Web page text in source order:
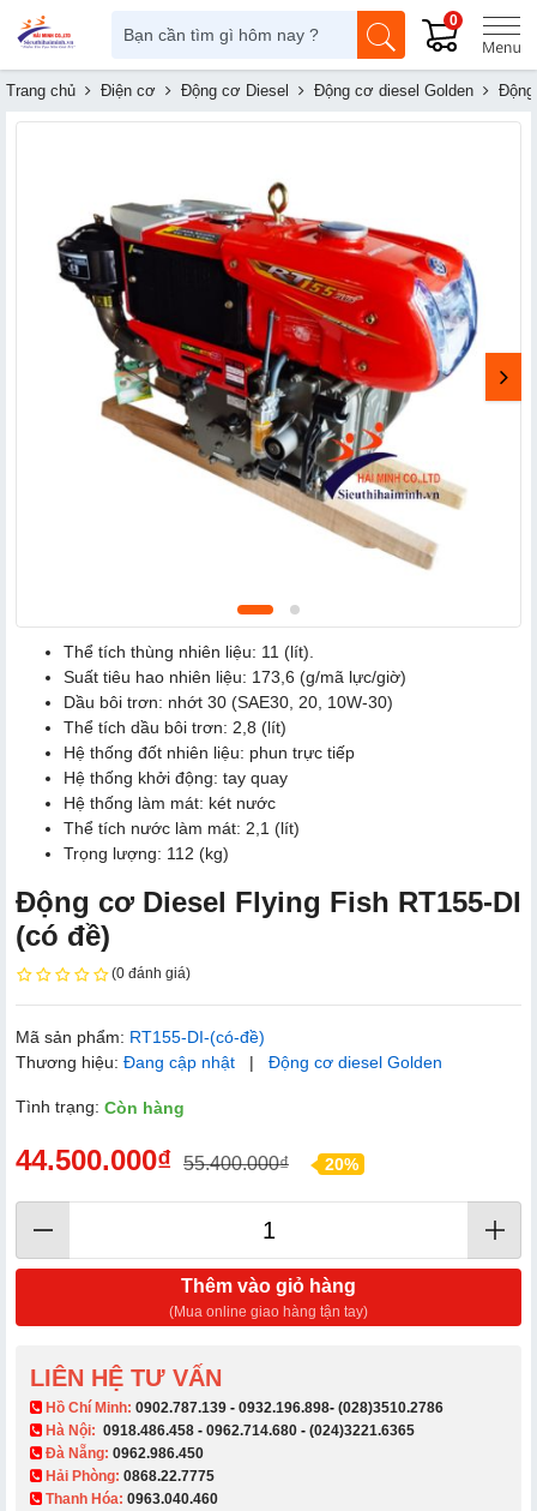
0
Trang chủ Điện cơ Động cơ Diesel Động cơ diesel Golden
Thể tích thùng nhiên liệu: 11 (lít).
Suất tiêu hao nhiên liệu: 173,6 (g/mã lực/giờ)
Dầu bôi trơn: nhớt 30 (SAE30, 20, 10W-30)
Thể tích dầu bôi trơn: 2,8 (lít)
Hệ thống đốt nhiên liệu: phun trực tiếp
Hệ thống khởi động: tay quay
Hệ thống làm mát: két nước
Thể tích nước làm mát: 2,1 (lít)
Trọng lượng: 112 (kg)
Động cơ Diesel Flying Fish RT155-DI
(có đề)
(0 đánh giá)
Mã sản phẩm: RT155-DI-(có-đề)
Thương hiệu: Đang cập nhật | Động cơ diesel Golden
Tình trạng: Còn hàng
44.500.000₫ 55.400.000₫ 20%
Thêm vào giỏ hàng
(Mua online giao hàng tận tay)
LIÊN HỆ TƯ VẤN
​ Hồ Chí Minh: 0902.787.139 - 0932.196.898- (028)3510.2786
Hà Nội: 0918.486.458 - 0962.714.680 - (024)3221.6365
Đà Nẵng: 0962.986.450
Hải Phòng: 0868.22.7775
Thanh Hóa: 0963.040.460